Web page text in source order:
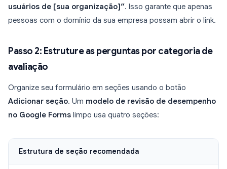
usuários de [sua organização]”. Isso garante que apenas
pessoas com o domínio da sua empresa possam abrir o link.
Passo 2: Estruture as perguntas por categoria de
avaliação
Organize seu formulário em seções usando o botão
Adicionar seção. Um modelo de revisão de desempenho
no Google Forms limpo usa quatro seções:
Estrutura de seção recomendada